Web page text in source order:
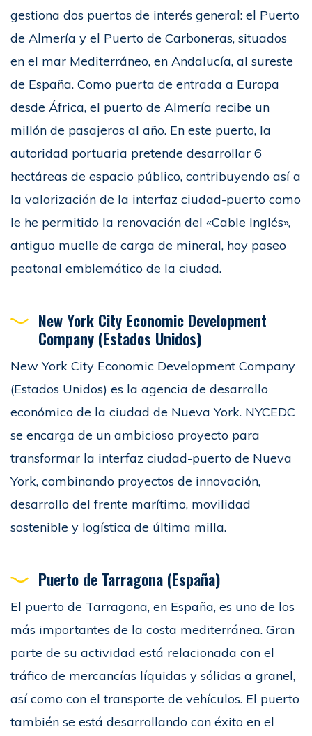
gestiona dos puertos de interés general: el Puerto
de Almería y el Puerto de Carboneras, situados
en el mar Mediterráneo, en Andalucía, al sureste
de España. Como puerta de entrada a Europa
desde África, el puerto de Almería recibe un
millón de pasajeros al año. En este puerto, la
autoridad portuaria pretende desarrollar 6
hectáreas de espacio público, contribuyendo así a
la valorización de la interfaz ciudad-puerto como
le he permitido la renovación del «Cable Inglés»,
antiguo muelle de carga de mineral, hoy paseo
peatonal emblemático de la ciudad.
New York City Economic Development
Company (Estados Unidos)
New York City Economic Development Company
(Estados Unidos) es la agencia de desarrollo
económico de la ciudad de Nueva York. NYCEDC
se encarga de un ambicioso proyecto para
transformar la interfaz ciudad-puerto de Nueva
York, combinando proyectos de innovación,
desarrollo del frente marítimo, movilidad
sostenible y logística de última milla.
Puerto de Tarragona (España)
El puerto de Tarragona, en España, es uno de los
más importantes de la costa mediterránea. Gran
parte de su actividad está relacionada con el
tráfico de mercancías líquidas y sólidas a granel,
así como con el transporte de vehículos. El puerto
también se está desarrollando con éxito en el